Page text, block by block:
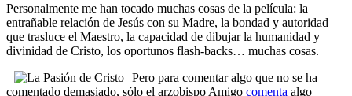
Personalmente me han tocado muchas cosas de la película: la
entrañable relación de Jesús con su Madre, la bondad y autoridad
que trasluce el Maestro, la capacidad de dibujar la humanidad y
divinidad de Cristo, los oportunos flash-backs… muchas cosas.
Pero para comentar algo que no se ha
comentado demasiado, sólo el arzobispo Amigo comenta algo